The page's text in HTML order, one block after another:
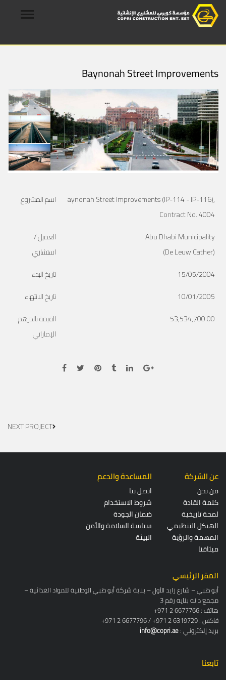
Baynonah Street Improvements
اسم المشروع
aynonah Street Improvements (IP-114 - IP-116),
Contract No. 4004
العميل /
استشاري
Abu Dhabi Municipality
(De Leuw Cather)
تاريخ البدء
15/05/2004
تاريخ الانتهاء
10/01/2005
القيمة بالدرهم
الإماراتي
53,534,700.00
NEXT PROJECT
عن الشركة
من نحن
كلمة القادة
لمحة تاريخية
الهيكل التنظيمي
المهمة والرؤية
ميثاقنا
المساعدة والدعم
اتصل بنا
شروط الاستخدام
ضمان الجودة
سياسة السلامة والأمن
البيئة
المقر الرئيسي
أبو ظبي – شارع زايد الأول – بناية شركة أبو ظبي الوطنية للمواد الغذائية –
مجمع دانه بنايه رقم 3
+971 2 6677766 : هاتف
+971 2 6677796 / +971 2 6319729 : فاكس
info@copri.ae : بريد إلكتروني
تابعنا